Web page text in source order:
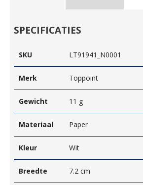
SPECIFICATIES
SKU LT91941_N0001
Merk Toppoint
Gewicht 11 g
Materiaal Paper
Kleur Wit
Breedte 7.2 cm